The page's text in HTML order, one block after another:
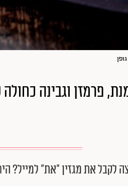
פרמזן וגבינה
לקבל את מגזין ״את״ למייל?